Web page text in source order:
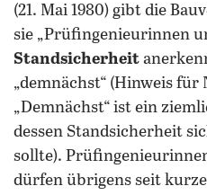
(21. Mai 1980) gibt die
sie „Prüfingenieurinnen
Standsicherheit
„demnächst“ (Hinweis
„Demnächst“ ist ein
dessen Standsicherheit
sollte).
dürfen übrigens seit